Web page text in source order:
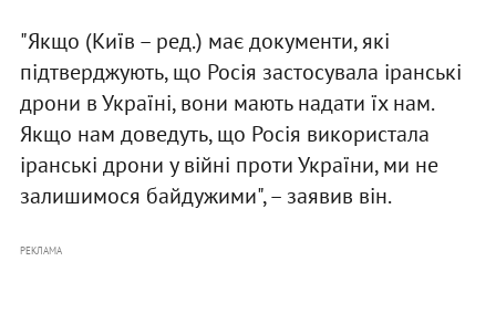
"Якщо (Київ – ред.) має документи, які
підтверджують, що Росія застосувала іранські
дрони в Україні, вони мають надати їх нам.
Якщо нам доведуть, що Росія використала
іранські дрони у війні проти України, ми не
залишимося байдужими", – заявив він.
РЕКЛАМА